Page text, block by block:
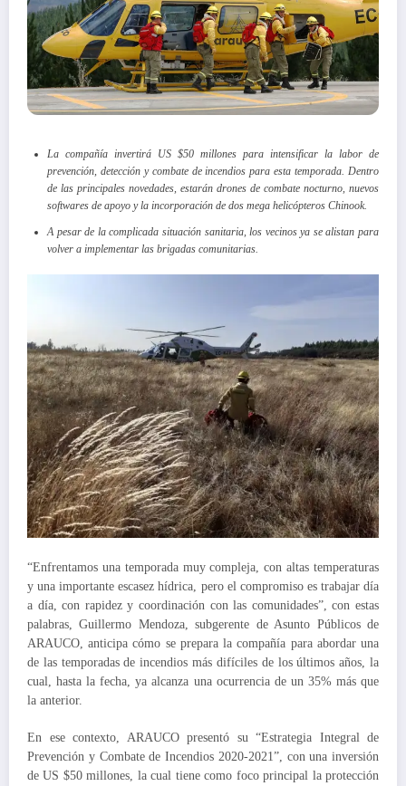
La compañía invertirá US $50 millones para intensificar la labor de
prevención, detección y combate de incendios para esta temporada. Dentro
de las principales novedades, estarán drones de combate nocturno, nuevos
softwares de apoyo y la incorporación de dos mega helicópteros Chinook.
A pesar de la complicada situación sanitaria, los vecinos ya se alistan para
volver a implementar las brigadas comunitarias.
“Enfrentamos una temporada muy compleja, con altas temperaturas
y una importante escasez hídrica, pero el compromiso es trabajar día
a día, con rapidez y coordinación con las comunidades”, con estas
palabras, Guillermo Mendoza, subgerente de Asunto Públicos de
ARAUCO, anticipa cómo se prepara la compañía para abordar una
de las temporadas de incendios más difíciles de los últimos años, la
cual, hasta la fecha, ya alcanza una ocurrencia de un 35% más que
la anterior.
En ese contexto, ARAUCO presentó su “Estrategia Integral de
Prevención y Combate de Incendios 2020-2021”, con una inversión
de US $50 millones, la cual tiene como foco principal la protección